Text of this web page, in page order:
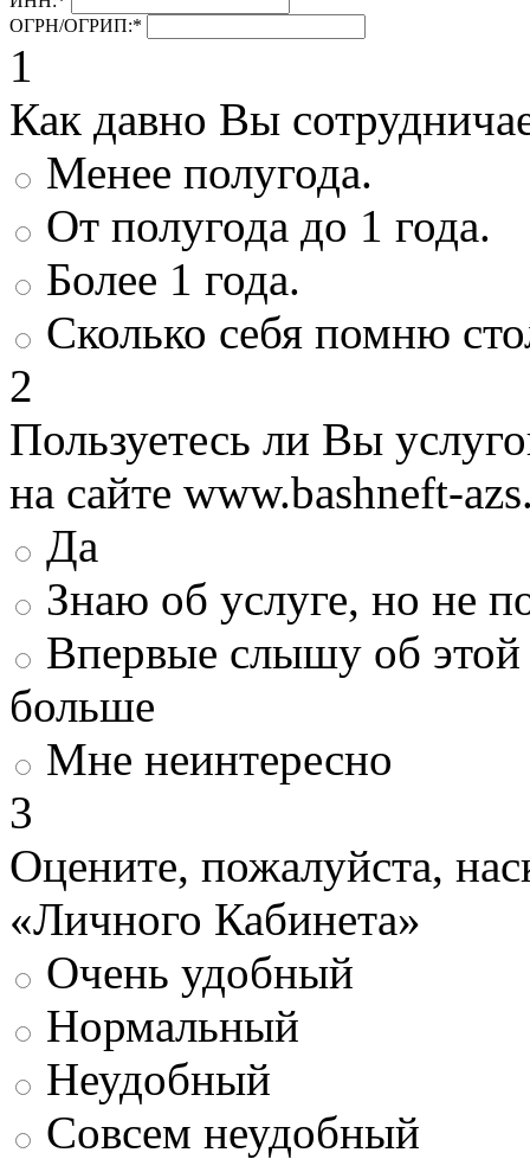
ОГРН/ОГРИП:*
1
Как давно Вы
Менее полугода.
От полугода до 1 года.
Более 1 года.
Сколько себя помню
2
Пользуетесь ли Вы
на сайте www.bashneft-
Да
Знаю об услуге, но не
Впервые слышу об этой
больше
Мне неинтересно
3
Оцените, пожалуйста,
«Личного Кабинета»
Очень удобный
Нормальный
Неудобный
Совсем неудобный